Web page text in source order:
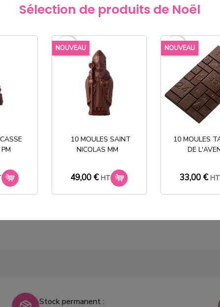
Sélection de produits de Noël
NOUVEAU
10 MOULES SAINT
NICOLAS MM
49,00 € HT
favorite_border NOUVEAU
10 MOULES
DE
33,00 € HT
favorite_border
5 SUPPORTS 18
10,90 € HT
SACHET
49,00 €
Stock permanent :